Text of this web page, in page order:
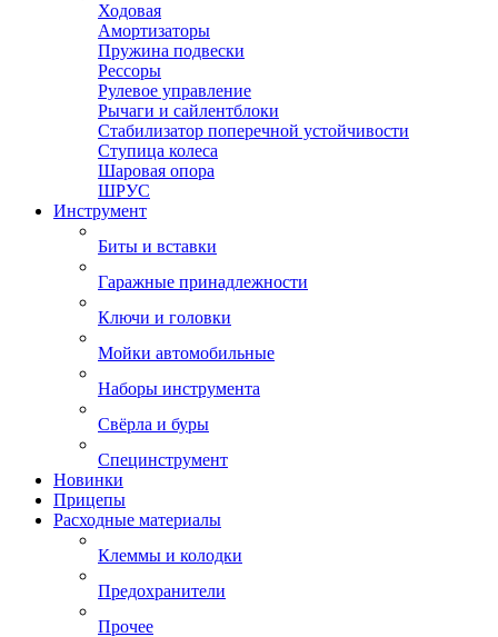
Ходовая
Амортизаторы
Пружина подвески
Рессоры
Рулевое управление
Рычаги и сайлентблоки
Стабилизатор поперечной устойчивости
Ступица колеса
Шаровая опора
ШРУС
Инструмент
Биты и вставки
Гаражные принадлежности
Ключи и головки
Мойки автомобильные
Наборы инструмента
Свёрла и буры
Специнструмент
Новинки
Прицепы
Расходные материалы
Клеммы и колодки
Предохранители
Прочее